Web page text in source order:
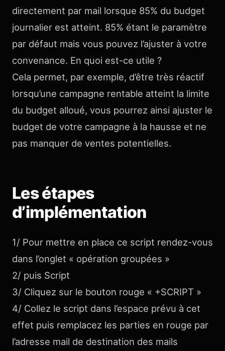
directement par mail lorsque 85% du budget
journalier est atteint. 85% étant le paramètre
par défaut mais vous pouvez l’ajuster à votre
convenance. En quoi est-ce utile ?
Cela permet, par exemple, d’être très réactif
lorsqu’une campagne rentable atteint la limite
du budget alloué, vous pourrez ainsi ajuster le
budget de votre campagne à la hausse et ne
pas manquer de ventes potentielles.
Les étapes
d’implémentation
1/ Pour mettre en place ce script rendez-vous
dans l’onglet « opération groupées »
2/ puis Script
3/ Cliquez sur le bouton rouge « +SCRIPT »
4/ Collez le script dans l’espace prévu à cet
effet puis remplacez les parties en rouge par
l’adresse mail de destination des mails